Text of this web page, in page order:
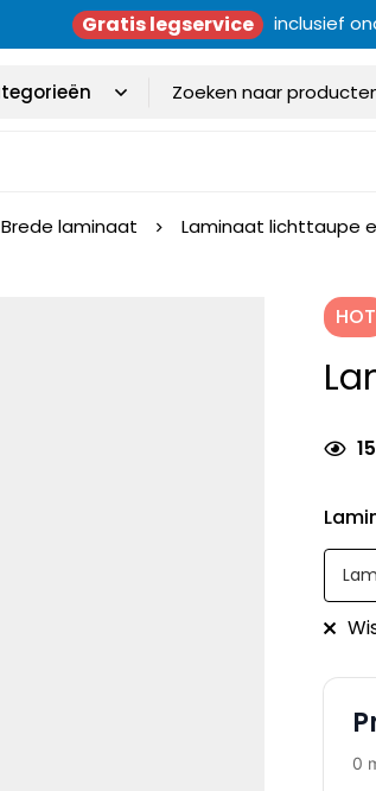
Gratis legservice inclusief
Brede laminaat Laminaat lichttaupe
HOT
15
0